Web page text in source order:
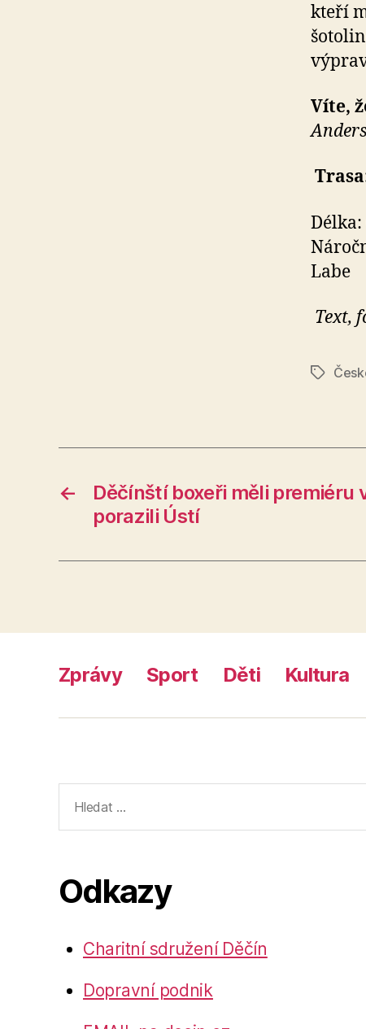
kteří
Víte,
Délka:
Labe
Text,
Štítky
←
Děčínští boxeři měli premiéru
porazili Ústí
Zprávy Sport Děti Kultura
vyhledávání:
Odkazy
Charitní sdružení Děčín
Dopravní podnik